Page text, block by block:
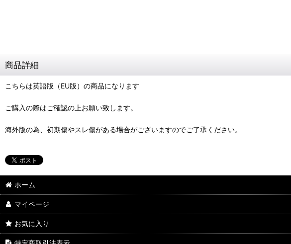
商品詳細
こちらは英語版（EU版）の商品になります
ご購入の際はご確認の上お願い致します。
海外版の為、初期傷やスレ傷がある場合がございますのでご了承ください。
ホーム
マイページ
お気に入り